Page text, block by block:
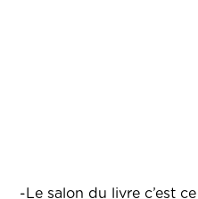
-Le salon du livre c’est